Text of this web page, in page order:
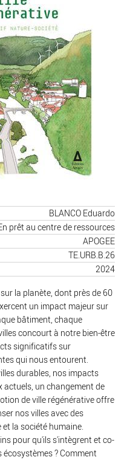
BLANCO Eduardo
prêt au centre de ressources
APOGEE
TE.URB.B.26
2024
la planète, dont près de 60
un impact majeur sur
bâtiment, chaque
concourt à notre bien-être
significatifs sur
qui nous entourent.
durables, nos impacts
actuels, un changement de
de ville régénérative offre
nos villes avec des
la société humaine.
pour qu'ils s'intègrent et co-
? Comment